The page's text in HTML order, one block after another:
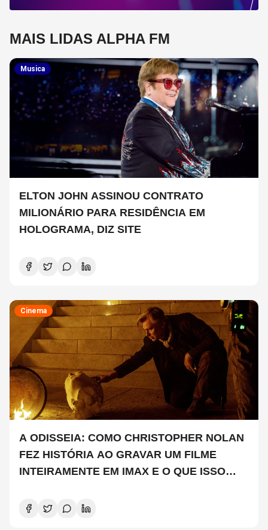
MAIS LIDAS ALPHA FM
Musica
ELTON JOHN ASSINOU CONTRATO
MILIONÁRIO PARA RESIDÊNCIA EM
HOLOGRAMA, DIZ SITE
Cinema
A ODISSEIA: COMO CHRISTOPHER NOLAN
FEZ HISTÓRIA AO GRAVAR UM FILME
INTEIRAMENTE EM IMAX E O QUE ISSO